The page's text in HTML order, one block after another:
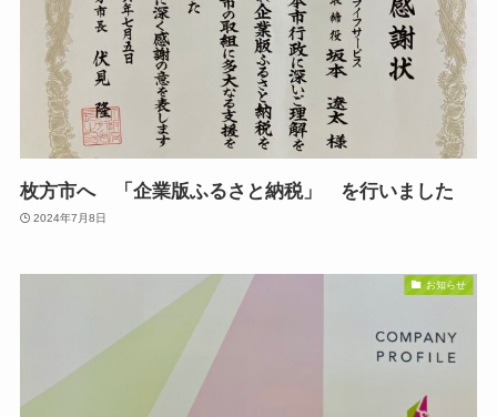
枚方市へ 「企業版ふるさと納税」 を行いました
2024年7月8日
お知らせ